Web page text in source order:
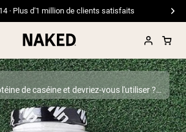
pour les commandes de 99 $ et plus
populaires
Qu'est-ce que la protéine de caséine et devriez-vous l'utiliser ? Guide complet 2026 sur la protéine à libération lente